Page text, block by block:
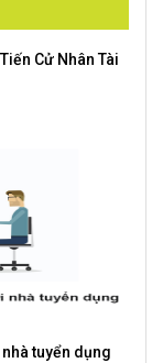
Cử Nhân Tài
tuyển dụng